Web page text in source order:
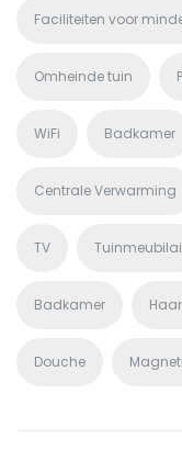
Faciliteiten voor
Omheinde tuin
WiFi Badkamer
Centrale Verwarming
TV
Badkamer
Douche